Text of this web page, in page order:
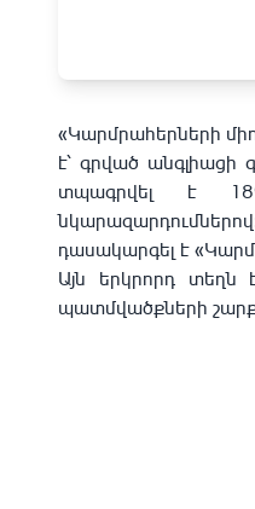
«Կարմրահերների
է՝ գրված անգլիացի
տպագրվել է
դասակարգել է
Այն երկրորդ տեղն
պատմվածքների